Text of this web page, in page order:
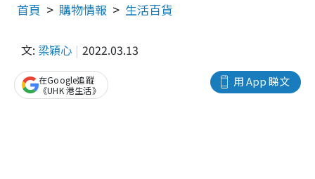
首頁 購物情報 生活百貨
文: 梁穎心 2022.03.13
用 App 睇文
在Google追蹤
《UHK 港生活》